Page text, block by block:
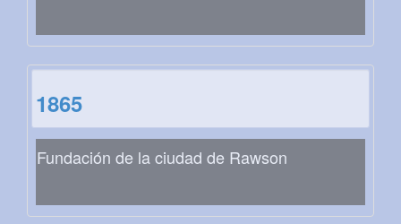
1865
Fundación de la ciudad de Rawson